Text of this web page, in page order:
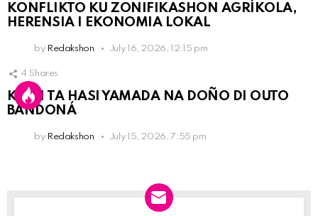
KONFLIKTO KU ZONIFIKASHON AGRÍKOLA,
HERENSIA I EKONOMIA LOKAL
by Redakshon July 16, 2026, 12:15 pm
4 Shares
KPCN TA HASI YAMADA NA DOÑO DI OUTO
BANDONÁ
by Redakshon July 15, 2026, 7:55 pm